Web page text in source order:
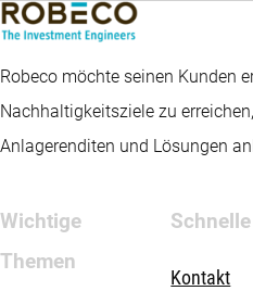
Robeco möchte seinen Kunden
Nachhaltigkeitsziele zu
Anlagerenditen und Lösungen
Wichtige
Themen
Kontakt